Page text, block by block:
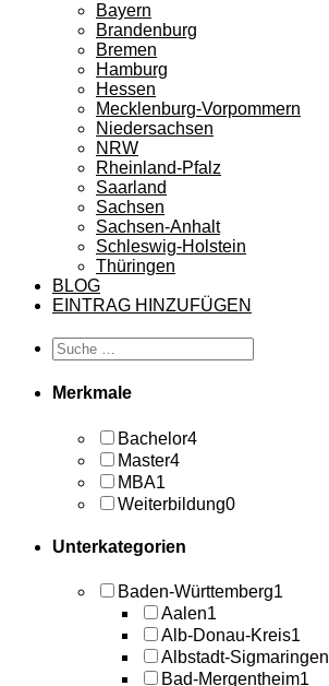
Bayern
Brandenburg
Bremen
Hamburg
Hessen
Mecklenburg-Vorpommern
Niedersachsen
NRW
Rheinland-Pfalz
Saarland
Sachsen
Sachsen-Anhalt
Schleswig-Holstein
Thüringen
BLOG
EINTRAG HINZUFÜGEN
Merkmale
Bachelor4
Master4
MBA1
Weiterbildung0
Unterkategorien
Baden-Württemberg1
Aalen1
Alb-Donau-Kreis1
Albstadt-Sigmaringen
Bad-Mergentheim1